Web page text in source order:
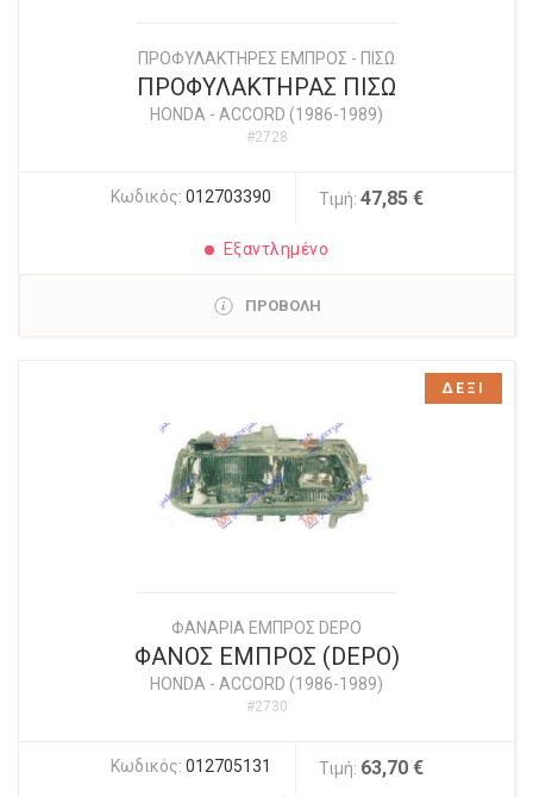
ΠΡΟΦΥΛΑΚΤΗΡΕΣ ΕΜΠΡΟΣ - ΠΙΣΩ
ΠΡΟΦΥΛΑΚΤΗΡΑΣ ΠΙΣΩ
HONDA - ACCORD (1986-1989)
#2728
Κωδικός: 012703390 Τιμή: 47,85 €
Εξαντλημένο
ΠΡΟΒΟΛΗ
ΦΑΝΑΡΙΑ ΕΜΠΡΟΣ DEPO
ΦΑΝΟΣ ΕΜΠΡΟΣ (DEPO)
HONDA - ACCORD (1986-1989)
#2730
Κωδικός: 012705131 Τιμή: 63,70 €
ΔΕΞΙ